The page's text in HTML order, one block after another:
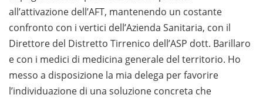
all’attivazione dell’AFT, mantenendo un costante
confronto con i vertici dell’Azienda Sanitaria, con il
Direttore del Distretto Tirrenico dell’ASP dott. Barillaro
e con i medici di medicina generale del territorio. Ho
messo a disposizione la mia delega per favorire
l’individuazione di una soluzione concreta che